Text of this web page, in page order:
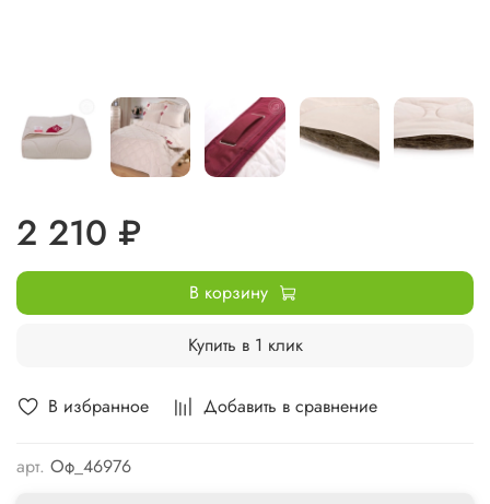
В избранное Добавить в сравнение
арт. Оф_46976
2 210 ₽
В корзину
Купить в 1 клик